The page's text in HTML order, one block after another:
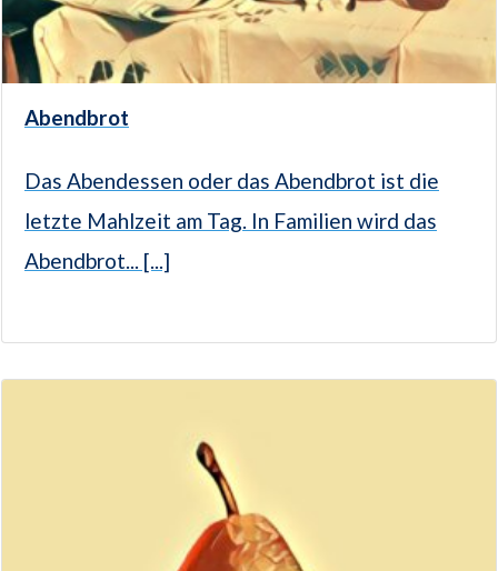
Abendbrot
Das Abendessen oder das Abendbrot ist die
letzte Mahlzeit am Tag. In Familien wird das
Abendbrot... [...]